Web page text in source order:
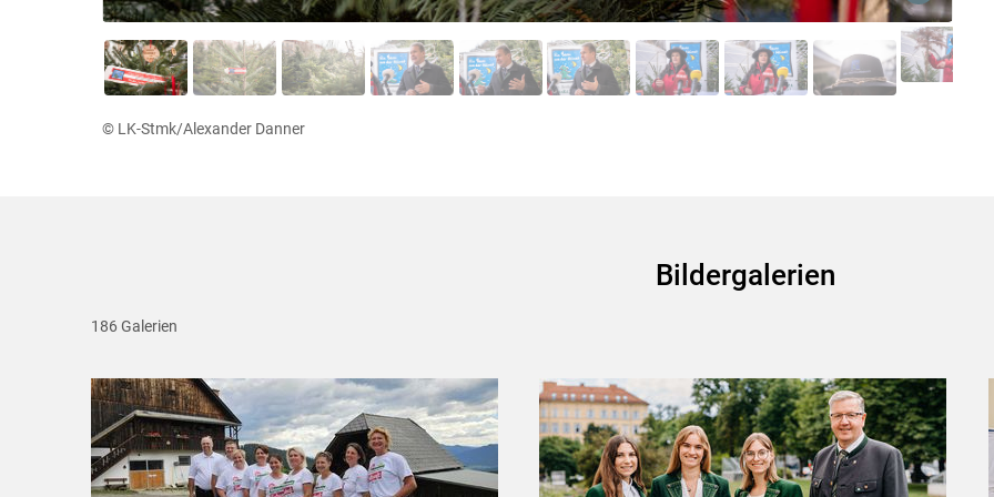
Skip to main content
© LK-Stmk/Alexander Danner
Bildergalerien
186 Galerien